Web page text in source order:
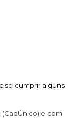
cumprir alguns
e com